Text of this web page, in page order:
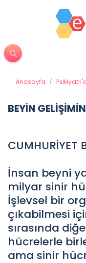
Anasayfa /
BEYİN
CUMHURİYET
İnsan beyni
milyar sinir
İşlevsel bir
çıkabilmesi
sırasında
hücrelerle
ama sinir